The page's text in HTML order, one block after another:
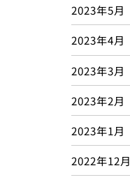
2023年5月
2023年4月
2023年3月
2023年2月
2023年1月
2022年12月